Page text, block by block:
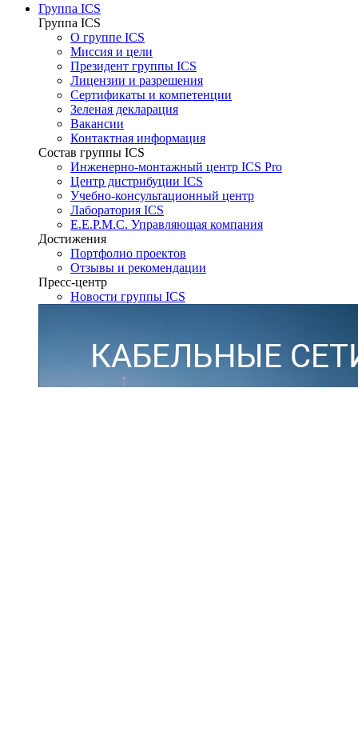
Группа ICS
Группа ICS
О группе ICS
Миссия и цели
Президент группы ICS
Лицензии и разрешения
Сертификаты и компетенции
Зеленая декларация
Вакансии
Контактная информация
Состав группы ICS
Инженерно-монтажный центр ICS Pro
Центр дистрибуции ICS
Учебно-консультационный центр
Лаборатория ICS
E.E.P.M.C. Управляющая компания
Достижения
Портфолио проектов
Отзывы и рекомендации
Пресс-центр
Новости группы ICS